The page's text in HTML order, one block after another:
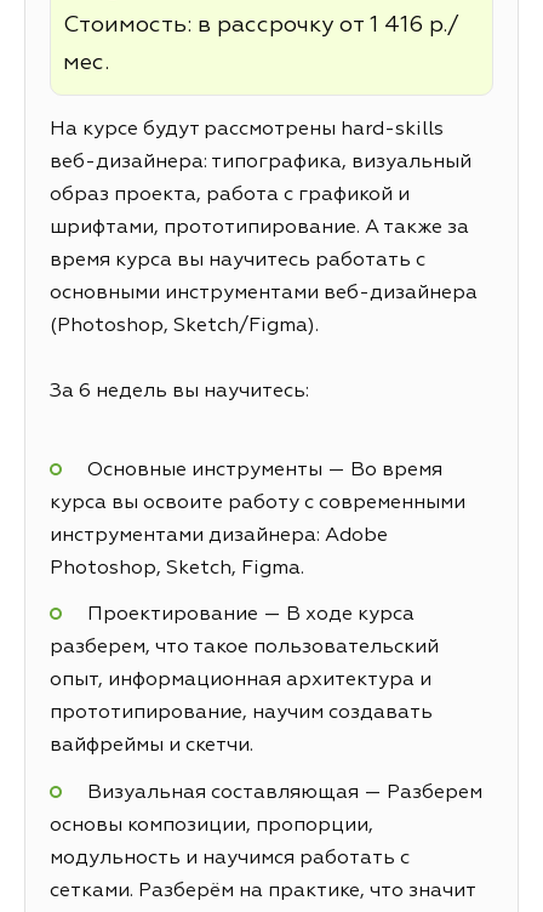
Стоимость: в рассрочку от 1 416 р./
мес.
На курсе будут рассмотрены hard-skills
веб-дизайнера: типографика, визуальный
образ проекта, работа с графикой и
шрифтами, прототипирование. А также за
время курса вы научитесь работать с
основными инструментами веб-дизайнера
(Photoshop, Sketch/Figma).
За 6 недель вы научитесь:
Основные инструменты — Во время
курса вы освоите работу с современными
инструментами дизайнера: Adobe
Photoshop, Sketch, Figma.
Проектирование — В ходе курса
разберем, что такое пользовательский
опыт, информационная архитектура и
прототипирование, научим создавать
вайфреймы и скетчи.
Визуальная составляющая — Разберем
основы композиции, пропорции,
модульность и научимся работать с
сетками. Разберём на практике, что значит